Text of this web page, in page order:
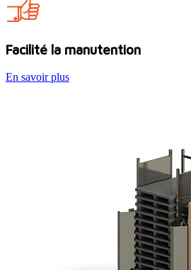
Facilité la manutention
En savoir plus